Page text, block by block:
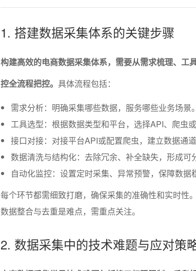
1. 搭建数据采集体系的关键步骤
构建高效的电商数据采集体系，需要从需求梳理、工
控全流程把控。 具体流程包括：
需求分析：明确采集哪些数据，服务哪些业务场景。
工具选型：根据数据类型和平台，选择API、爬虫或
接口对接：对接平台API或配置爬虫，建立数据通道
数据清洗与结构化：去除冗余、补全缺失，形成可
自动化监控：设置定时采集、异常预警，保障数据
每个环节都需细致打磨，确保采集的准确性和实时性
数据整合与去重是难点，需重点关注。
2. 数据采集中的技术难题与应对策